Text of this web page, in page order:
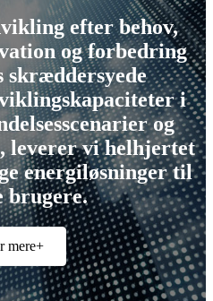
efter behov,
og forbedring
skræddersyede
i
og
leverer vi helhjertet
energiløsninger til
brugere.
mere+